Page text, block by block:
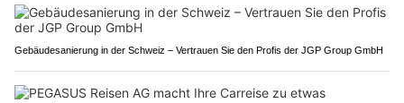
Gebäudesanierung in der Schweiz – Vertrauen Sie den Profis der JGP Group GmbH